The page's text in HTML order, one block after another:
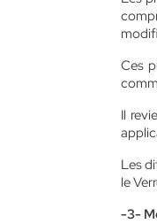
Ces
Il
Les
le
-3-